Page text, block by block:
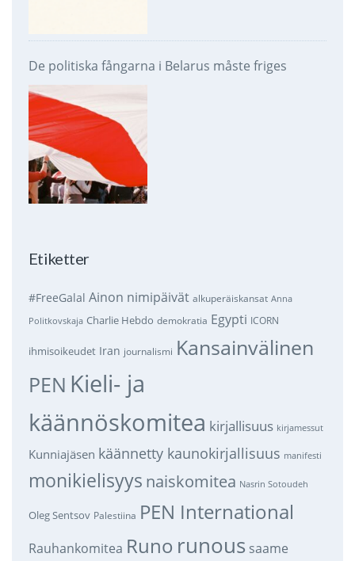
De politiska fångarna i Belarus måste friges
Etiketter
#FreeGalal Ainon nimipäivät alkuperäiskansat Anna
Politkovskaja Charlie Hebdo demokratia Egypti ICORN
ihmisoikeudet Iran journalismi Kansainvälinen
PEN Kieli- ja
käännöskomitea kirjallisuus kirjamessut
Kunniajäsen käännetty kaunokirjallisuus manifesti
monikielisyys naiskomitea Nasrin Sotoudeh
Oleg Sentsov Palestiina PEN International
Rauhankomitea Runo runous saame